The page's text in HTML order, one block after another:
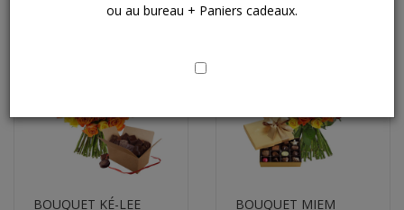
BOUQUET KÉ-LEE BOUQUET MIEM
ou au bureau + Paniers cadeaux.